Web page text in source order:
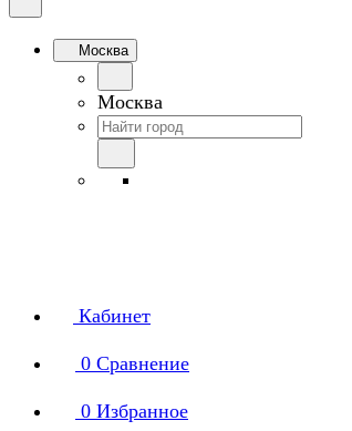
Москва
Москва
Кабинет
0 Сравнение
0 Избранное